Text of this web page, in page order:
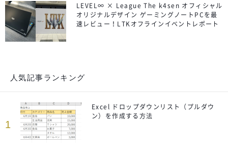
LEVEL∞ × League The k4sen オフィシャル
オリジナルデザイン ゲーミングノートPCを最
速レビュー！LTKオフラインイベントレポート
人気記事ランキング
1
Excel ドロップダウンリスト（プルダウ
ン）を作成する方法